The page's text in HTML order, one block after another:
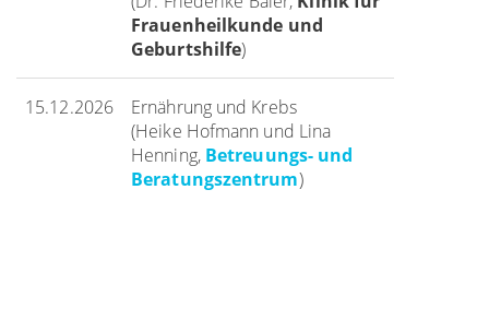
Frauenheilkunde und
Geburtshilfe)
15.12.2026
Ernährung und Krebs
(Heike Hofmann und Lina
Henning, Betreuungs- und
Beratungszentrum)